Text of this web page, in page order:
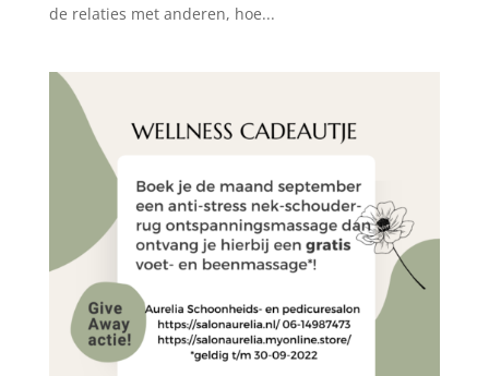
de relaties met anderen, hoe...